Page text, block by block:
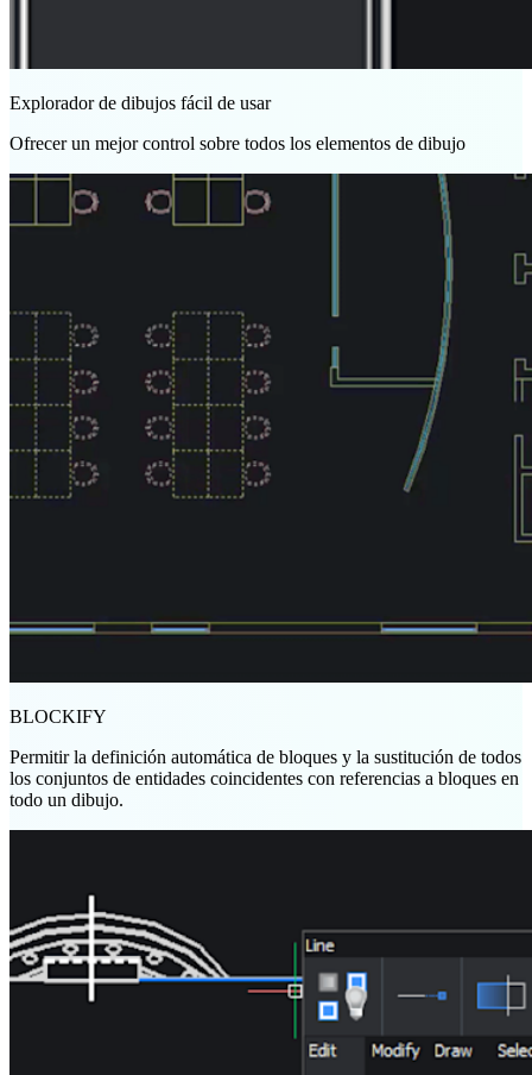
Explorador de dibujos fácil de usar
Ofrecer un mejor control sobre todos los elementos de dibujo
BLOCKIFY
Permitir la definición automática de bloques y la sustitución de todos
los conjuntos de entidades coincidentes con referencias a bloques en
todo un dibujo.